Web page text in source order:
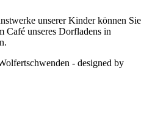
unserer Kinder können Sie
Café unseres Dorfladens in
- designed by